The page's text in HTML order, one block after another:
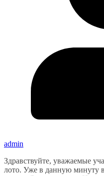
admin
Здравствуйте, уважаемые
лото. Уже в данную минуту